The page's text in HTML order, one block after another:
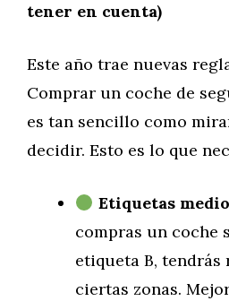
tener en cuenta)
Este año trae nuevas
Comprar un coche de
es tan sencillo como
decidir. Esto es lo que
Etiquetas
compras un coche
etiqueta B,
ciertas zonas.